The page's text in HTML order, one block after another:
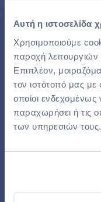
Αυτή η ιστοσελίδα
Χρησιμοποιούμε
παροχή
Επιπλέον,
τον ιστότοπό μας
οποίοι
παραχωρήσει ή τις
των υπηρεσιών τους.
Λάβετε μέρος στο
παρουσιάσετε